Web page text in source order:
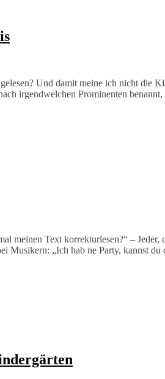
Und damit meine ich nicht die
irgendwelchen Prominenten
meinen Text korrekturlesen?“ – Jeder,
Musikern: „Ich hab ne Party, kannst